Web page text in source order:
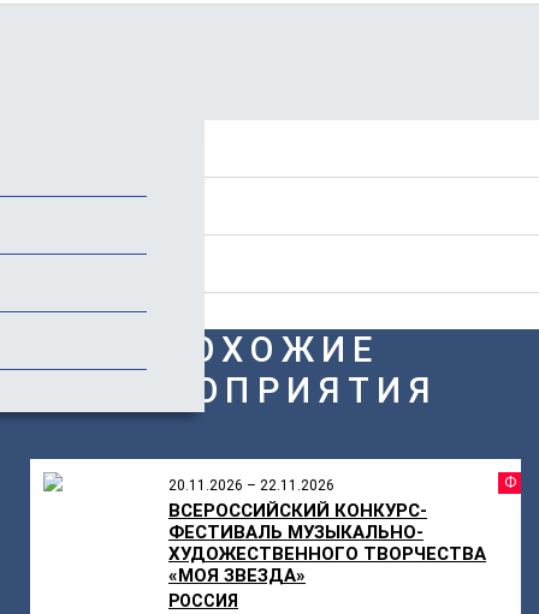
ПОХОЖИЕ
МЕРОПРИЯТИЯ
20.11.2026 – 22.11.2026
ВСЕРОССИЙСКИЙ КОНКУРС-
ФЕСТИВАЛЬ МУЗЫКАЛЬНО-
ХУДОЖЕСТВЕННОГО ТВОРЧЕСТВА
«МОЯ ЗВЕЗДА»
РОССИЯ